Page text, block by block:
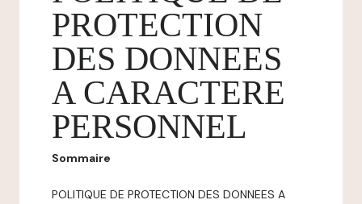
PROTECTION
DES DONNEES
A CARACTERE
PERSONNEL
Sommaire
POLITIQUE DE PROTECTION DES DONNEES A